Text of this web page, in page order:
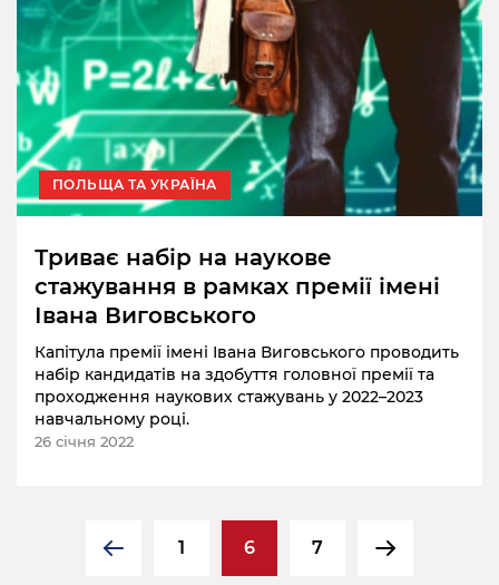
ПОЛЬЩА ТА УКРАЇНА
Триває набір на наукове
стажування в рамках премії імені
Івана Виговського
Капітула премії імені Івана Виговського проводить
набір кандидатів на здобуття головної премії та
проходження наукових стажувань у 2022–2023
навчальному році.
26 січня 2022
1 6 7